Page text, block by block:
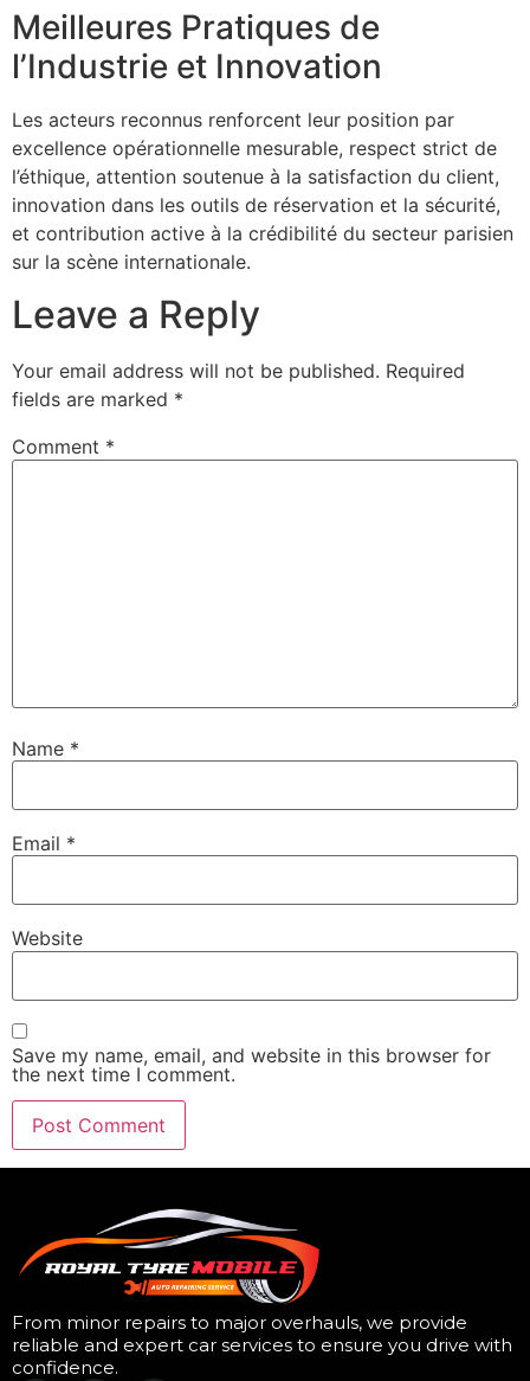
Meilleures Pratiques de
l’Industrie et Innovation
Les acteurs reconnus renforcent leur position par
excellence opérationnelle mesurable, respect strict de
l’éthique, attention soutenue à la satisfaction du client,
innovation dans les outils de réservation et la sécurité,
et contribution active à la crédibilité du secteur parisien
sur la scène internationale.
Leave a Reply
Your email address will not be published. Required
fields are marked *
Comment *
Name *
Email *
Website
Save my name, email, and website in this browser for
the next time I comment.
From minor repairs to major overhauls, we provide
reliable and expert car services to ensure you drive with
confidence.